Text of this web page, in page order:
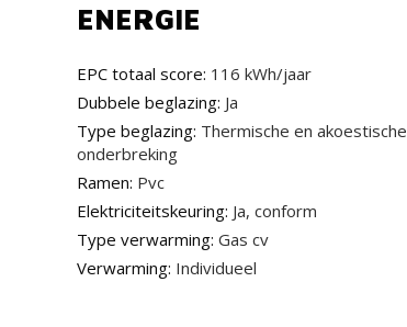
ENERGIE
EPC totaal score: 116 kWh/jaar
Dubbele beglazing: Ja
Type beglazing: Thermische en akoestische
onderbreking
Ramen: Pvc
Elektriciteitskeuring: Ja, conform
Type verwarming:Gas cv
Verwarming: Individueel